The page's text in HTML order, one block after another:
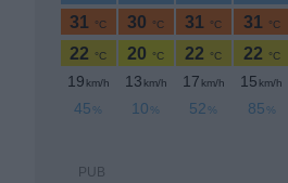
PUB